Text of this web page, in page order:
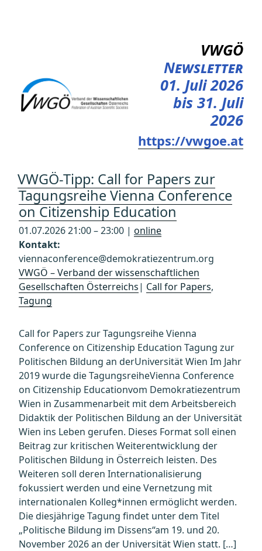
VWGÖ
Newsletter
01. Juli 2026
bis 31. Juli
2026
https://vwgoe.at
VWGÖ-Tipp: Call for Papers zur
Tagungsreihe Vienna Conference
on Citizenship Education
01.07.2026 21:00 – 23:00 | online
Kontakt:
viennaconference@demokratiezentrum.org
VWGÖ – Verband der wissenschaftlichen
Gesellschaften Österreichs| Call for Papers,
Tagung
Call for Papers zur Tagungsreihe Vienna
Conference on Citizenship Education Tagung zur
Politischen Bildung an derUniversität Wien Im Jahr
2019 wurde die TagungsreiheVienna Conference
on Citizenship Educationvom Demokratiezentrum
Wien in Zusammenarbeit mit dem Arbeitsbereich
Didaktik der Politischen Bildung an der Universität
Wien ins Leben gerufen. Dieses Format soll einen
Beitrag zur kritischen Weiterentwicklung der
Politischen Bildung in Österreich leisten. Des
Weiteren soll deren Internationalisierung
fokussiert werden und eine Vernetzung mit
internationalen Kolleg*innen ermöglicht werden.
Die diesjährige Tagung findet unter dem Titel
„Politische Bildung im Dissens“am 19. und 20.
November 2026 an der Universität Wien statt. […]